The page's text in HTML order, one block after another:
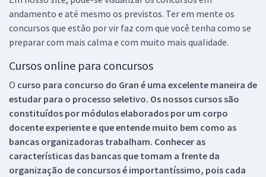
andamento e até mesmo os previstos. Ter em mente os
concursos que estão por vir faz com que você tenha como se
preparar com mais calma e com muito mais qualidade.
Cursos online para concursos
O curso para concurso do Gran é uma excelente maneira de
estudar para o processo seletivo. Os nossos cursos são
constituídos por módulos elaborados por um corpo
docente experiente e que entende muito bem como as
bancas organizadoras trabalham. Conhecer as
características das bancas que tomam a frente da
organização de concursos é importantíssimo, pois cada